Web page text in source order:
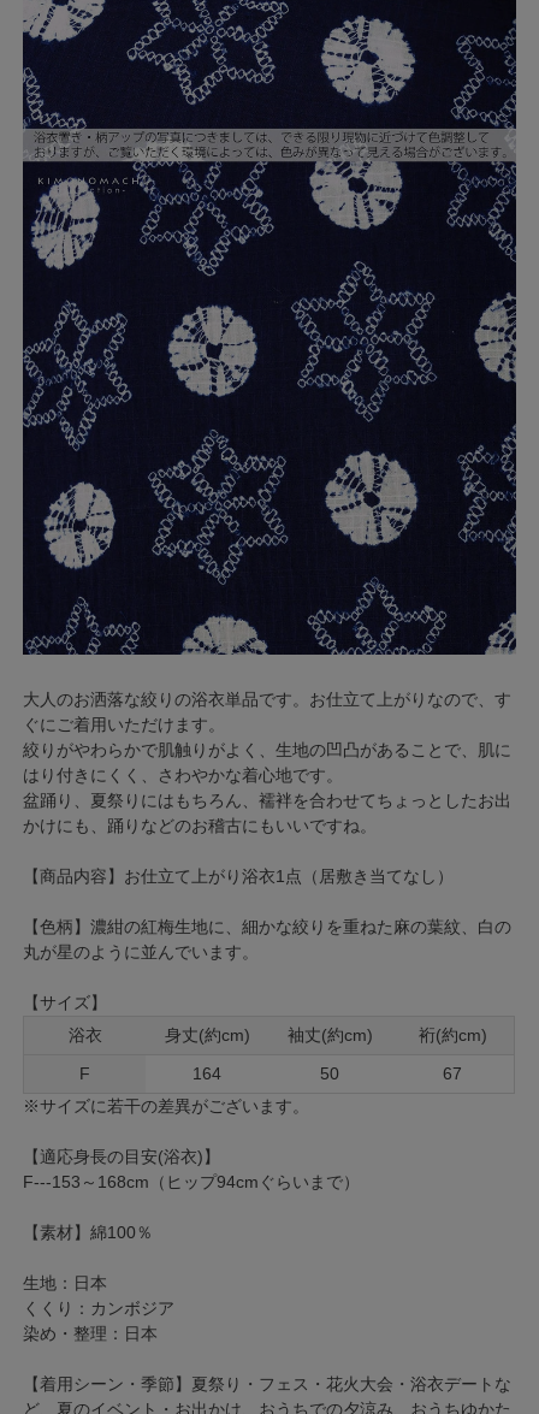
大人のお洒落な絞りの浴衣単品です。お仕立て上がりなので、す
ぐにご着用いただけます。
絞りがやわらかで肌触りがよく、生地の凹凸があることで、肌に
はり付きにくく、さわやかな着心地です。
盆踊り、夏祭りにはもちろん、襦袢を合わせてちょっとしたお出
かけにも、踊りなどのお稽古にもいいですね。
【商品内容】お仕立て上がり浴衣1点（居敷き当てなし）
【色柄】濃紺の紅梅生地に、細かな絞りを重ねた麻の葉紋、白の
丸が星のように並んでいます。
【サイズ】
浴衣
身丈(約cm) 袖丈(約cm)
裄(約cm)
F
164 50
67
※サイズに若干の差異がございます。
【適応身長の目安(浴衣)】
F---153～168cm（ヒップ94cmぐらいまで）
【素材】綿100％
生地：日本
くくり：カンボジア
染め・整理：日本
【着用シーン・季節】夏祭り・フェス・花火大会・浴衣デートな
ど、夏のイベント・お出かけ、おうちでの夕涼み、おうちゆかた